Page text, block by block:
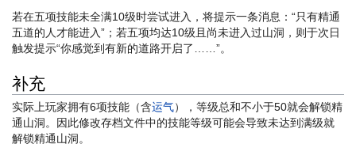
若在五项技能未全满10级时尝试进入，将提示一条消息：“只有精通
五道的人才能进入”；若五项均达10级且尚未进入过山洞，则于次日
触发提示“你感觉到有新的道路开启了……”。
补充
实际上玩家拥有6项技能（含运气），等级总和不小于50就会解锁精
通山洞。因此修改存档文件中的技能等级可能会导致未达到满级就
解锁精通山洞。